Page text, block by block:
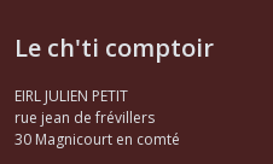
Le ch'ti comptoir
EIRL JULIEN PETIT
rue jean de frévillers
30 Magnicourt en comté